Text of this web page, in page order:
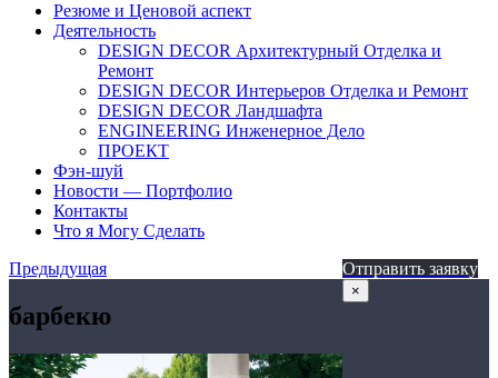
Резюме и Ценовой аспект
Деятельность
DESIGN DECOR Архитектурный Отделка и
Ремонт
DESIGN DECOR Интерьеров Отделка и Ремонт
DESIGN DECOR Ландшафта
ENGINEERING Инженерное Дело
ПРОЕКТ
Фэн-шуй
Новости — Портфолио
Контакты
Что я Могу Сделать
Предыдущая
барбекю
Отправить заявку
×